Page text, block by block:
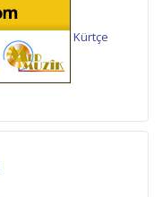
Kürtçe